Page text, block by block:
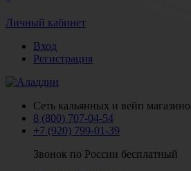
Личный кабинет
Вход
Регистрация
Сеть кальянных и вейп
8 (800) 707-04-54
+7 (920) 799-01-39
Звонок по России бесплатный